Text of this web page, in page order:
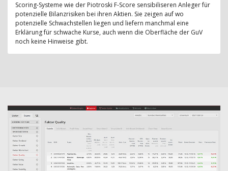
Scoring-Systeme wie der Piotroski F-Score sensibiliseren Anleger für
potenzielle Bilanzrisiken bei ihren Aktien. Sie zeigen auf wo
potenzielle Schwachstellen liegen und liefern manchmal eine
Erklärung für schwache Kurse, auch wenn die Oberfläche der GuV
noch keine Hinweise gibt.